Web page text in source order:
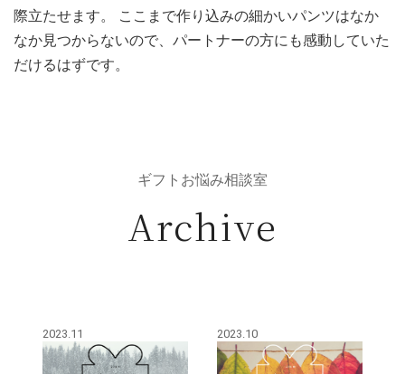
際立たせます。 ここまで作り込みの細かいパンツはなか
なか見つからないので、パートナーの方にも感動していた
だけるはずです。
ギフトお悩み相談室
Archive
2023.11 2023.10